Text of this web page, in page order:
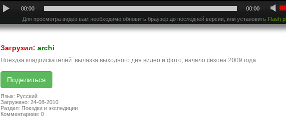
00:00
00:00
Для просмотра видео вам необходимо обновить браузер до последней версии, или установить Flash
Загрузил: archi
Поездка кладоискателей: вылазка выходного дня видео и фото, начало сезона 2009 года.
Язык: Русский
Загружено: 24-08-2010
Раздел: Поездки и экспедиции
Комментариев: 0